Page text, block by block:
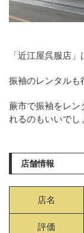
「近江屋呉服店
振袖のレンタルも
蕨市で振袖をレン
れるのもいいでし
店舗情報
店名
評価